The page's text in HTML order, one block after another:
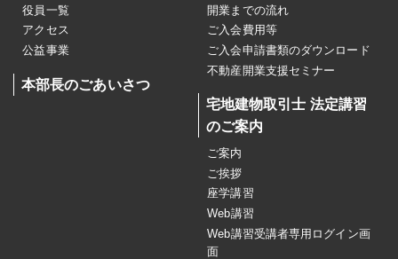
役員一覧
アクセス
公益事業
本部長のごあいさつ
開業までの流れ
ご入会費用等
ご入会申請書類のダウンロード
不動産開業支援セミナー
宅地建物取引士 法定講習
のご案内
ご案内
ご挨拶
座学講習
Web講習
Web講習受講者専用ログイン画
面